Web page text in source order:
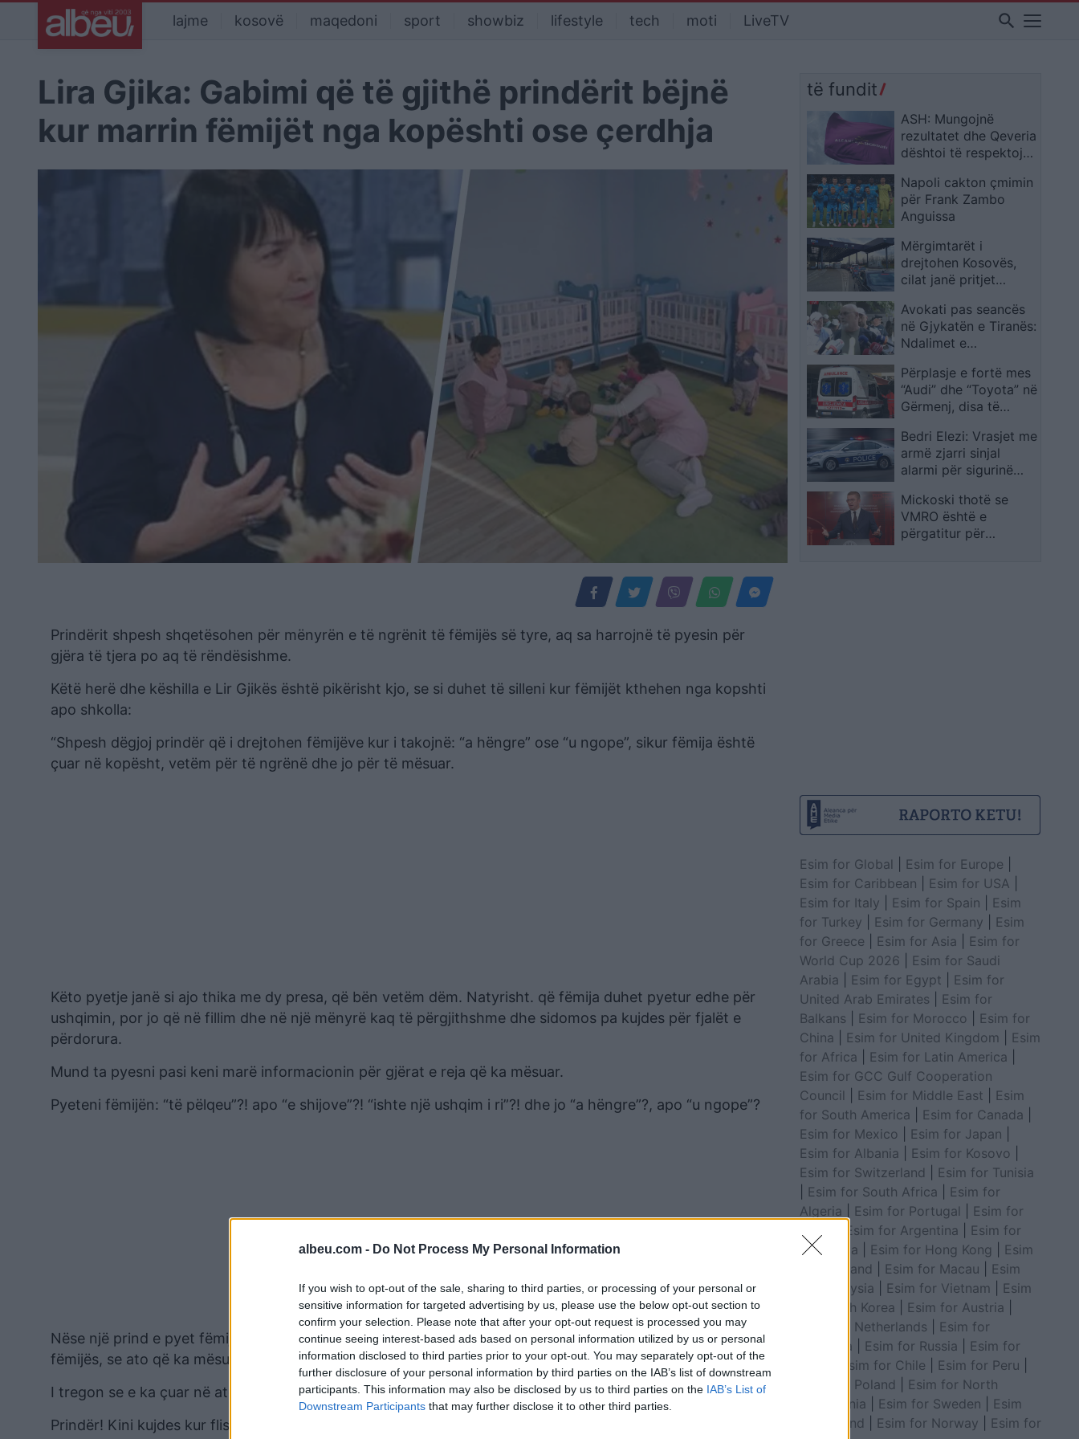
albeu.com - Do Not Process My Personal Information
If you wish to opt-out of the sale, sharing to third parties, or processing of your personal or
sensitive information for targeted advertising by us, please use the below opt-out section to
confirm your selection. Please note that after your opt-out request is processed you may
continue seeing interest-based ads based on personal information utilized by us or personal
information disclosed to third parties prior to your opt-out. You may separately opt-out of the
further disclosure of your personal information by third parties on the IAB’s list of downstream
participants. This information may also be disclosed by us to third parties on the IAB’s List of
Downstream Participants that may further disclose it to other third parties.
lajme kosovë maqedoni sport showbiz lifestyle tech moti LiveTV search
Lira Gjika: Gabimi që të gjithë prindërit bëjnë
kur marrin fëmijët nga kopështi ose çerdhja
Prindërit shpesh shqetësohen për mënyrën e të ngrënit të fëmijës së tyre, aq sa harrojnë të pyesin për
gjëra të tjera po aq të rëndësishme.
Këtë herë dhe këshilla e Lir Gjikës është pikërisht kjo, se si duhet të silleni kur fëmijët kthehen nga kopshti
apo shkolla:
“Shpesh dëgjoj prindër që i drejtohen fëmijëve kur i takojnë: “a hëngre” ose “u ngope”, sikur fëmija është
çuar në kopësht, vetëm për të ngrënë dhe jo për të mësuar.
Këto pyetje janë si ajo thika me dy presa, që bën vetëm dëm. Natyrisht. që fëmija duhet pyetur edhe për
ushqimin, por jo që në fillim dhe në një mënyrë kaq të përgjithshme dhe sidomos pa kujdes për fjalët e
përdorura.
Mund ta pyesni pasi keni marë informacionin për gjërat e reja që ka mësuar.
Pyeteni fëmijën: “të pëlqeu”?! apo “e shijove”?! “ishte një ushqim i ri”?! dhe jo “a hëngre”?, apo “u ngope”?
Nëse një prind e pyet fëmijën “a hëngre” apo “u ngope” kur kthehet nga kopështi apo festa, i demostron
fëmijës, se ato që ka mësuar apo shijuar, nuk i interesojnë.
I tregon se e ka çuar në atë vend sepse, në shtëpi nuk i ka ato ushqime.
Prindër! Kini kujdes kur flisni me fëmijën, njerëzorja nuk është një gjë e lindur si instikti i të ngrënës, ajo
të fundit
ASH: Mungojnë
rezultatet dhe Qeveria
dështoi të respektojë
Napoli cakton çmimin
për Frank Zambo
Anguissa
Mërgimtarët i
drejtohen Kosovës,
cilat janë pritjet
kufitare?
Avokati pas seancës
në Gjykatën e Tiranës:
Ndalimet e
korrikut ishin të
kundërligjshme, për
dy u kërkua burg
Përplasje e fortë mes
“Audi” dhe “Toyota” në
Gërmenj, disa të
Divjakë-Tre Urat
Bedri Elezi: Vrasjet me
armë zjarri sinjal
alarmi për sigurinë
drejtësi në Kosovë
Mickoski thotë se
VMRO është e
përgatitur për
Esim for Global Esim for Europe
Esim for Caribbean
Esim for USA
Esim for Italy
Esim for Spain
Esim
for Turkey
Esim for Germany
Esim
for Greece
Esim for Asia
Esim for
World Cup 2026
Esim for Saudi
Arabia
Esim for Egypt
Esim for
United Arab Emirates
Esim for
Balkans
Esim for Morocco
Esim for
China
Esim for United Kingdom
Esim
for Africa
Esim for Latin America
Esim for GCC Gulf Cooperation
Council
Esim for Middle East
Esim
for South America
Esim for Canada
Esim for Mexico
Esim for Japan
Esim for Albania
Esim for Kosovo
Esim for Switzerland
Esim for Tunisia
Esim for South Africa
Esim for
Algeria
Esim for Portugal
Esim for
Esim for Argentina
Esim for
Colombia
Esim for Hong Kong
Esim
for Thailand
Esim for Macau
Esim
for Malaysia
Esim for Vietnam
Esim
for South Korea
Esim for Austria
Esim for Netherlands
Esim for
Australia
Esim for Russia
Esim for
Esim for Chile Esim for Peru
Esim for Poland
Esim for North
Macedonia
Esim for Sweden
Esim
for Finland
Esim for Norway
Esim for